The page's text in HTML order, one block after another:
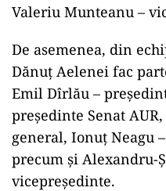
Valeriu Munteanu –
De asemenea, din
Dănuţ Aelenei fac
Emil Dîrlău –
preşedinte Senat
general, Ionuţ Neagu
precum şi Alexandru-
vicepreşedinte.